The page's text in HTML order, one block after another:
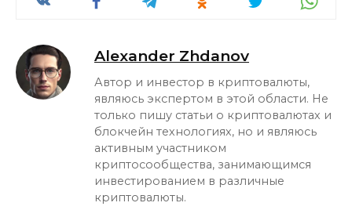
Alexander Zhdanov
Автор и инвестор в криптовалюты,
являюсь экспертом в этой области. Не
только пишу статьи о криптовалютах и
блокчейн технологиях, но и являюсь
активным участником
криптосообщества, занимающимся
инвестированием в различные
криптовалюты.